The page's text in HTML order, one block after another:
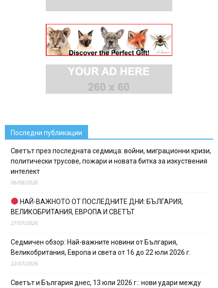
Последни публикации
Светът през последната седмица: войни, миграционни кризи,
политически трусове, пожари и новата битка за изкуствения
интелект
06/08/2026
НАЙ-ВАЖНОТО ОТ ПОСЛЕДНИТЕ ДНИ: БЪЛГАРИЯ,
ВЕЛИКОБРИТАНИЯ, ЕВРОПА И СВЕТЪТ
27/07/2026
Седмичен обзор: Най-важните новини от България,
Великобритания, Европа и света от 16 до 22 юли 2026 г.
22/07/2026
Светът и България днес, 13 юли 2026 г.: нови удари между